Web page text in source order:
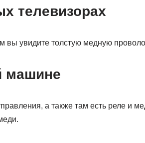
телевизорах
вы увидите толстую медную
машине
а также там есть реле и